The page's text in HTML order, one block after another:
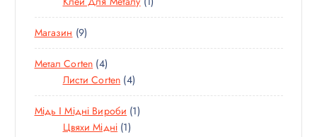
В
В
І
В
Р
О
А
О
А
Т
В
Магазин 99
Т
О
В
А
Р
І
Метал Corten 44
Т
О
В
А
Листи Corten 44
Т
О
Мідь І Мідні Вироби 11
Цвяхи Мідні 11